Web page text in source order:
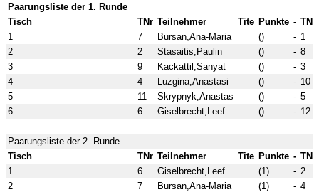
Paarungsliste der 1. Runde
Tisch
TNr Teilnehmer Tite Punkte - TNr
1
7 Bursan,Ana-Maria () - 1
2
2 Stasaitis,Paulin () - 8
3
9 Kackattil,Sanyat () - 3
4
4 Luzgina,Anastasi () - 10
5
11 Skrypnyk,Anastas () - 5
6
6 Giselbrecht,Leef () - 12
Paarungsliste der 2. Runde
Tisch
TNr Teilnehmer Tite Punkte - TNr
1
6 Giselbrecht,Leef (1) - 2
2
7 Bursan,Ana-Maria (1) - 4